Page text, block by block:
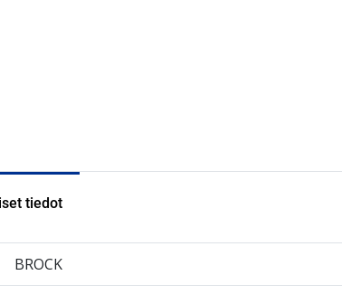
tiedot
BROCK